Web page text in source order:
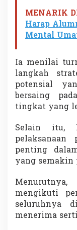
MENARIK
Harap
Mental
Ia menilai
langkah
potensial
bersaing
tingkat yang
Selain itu,
penting
yang semakin
mengikuti
seluruhnya
menerima